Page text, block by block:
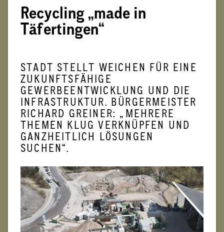
Recycling „made in
Täfertingen“
STADT STELLT WEICHEN FÜR EINE
ZUKUNFTSFÄHIGE
GEWERBEENTWICKLUNG UND DIE
INFRASTRUKTUR. BÜRGERMEISTER
RICHARD GREINER: „MEHRERE
THEMEN KLUG VERKNÜPFEN UND
GANZHEITLICH LÖSUNGEN
SUCHEN“.